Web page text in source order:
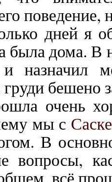
поведение,
дней я
была дома. В
и назначил
груди бешено
очень
мы с Саске
В
вопросы,
всё